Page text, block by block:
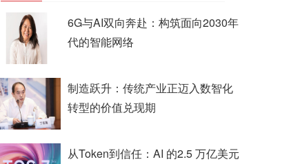
6G与AI双向奔赴：构筑面向2030年
代的智能网络
制造跃升：传统产业正迈入数智化
转型的价值兑现期
从Token到信任：AI 的2.5 万亿美元